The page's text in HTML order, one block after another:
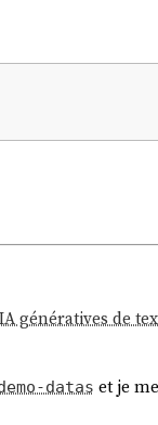
IA génératives de
datas et je